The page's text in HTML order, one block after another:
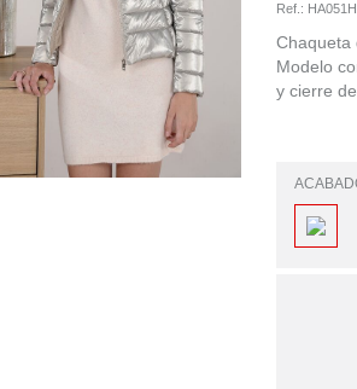
Ref.:
Chaqueta
Modelo
y cierre